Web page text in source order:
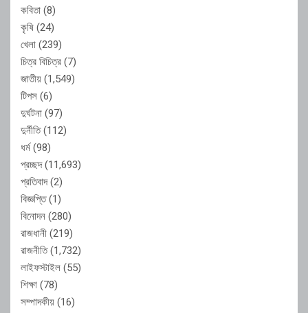
কবিতা (8)
কৃষি (24)
খেলা (239)
চিত্র বিচিত্র (7)
জাতীয় (1,549)
টিপস (6)
দুর্ঘটনা (97)
দুর্নীতি(112)
ধর্ম(98)
প্রচ্ছদ(11,693)
প্রতিবাদ(2)
বিজ্ঞপ্তি(1)
বিনোদন (280)
রাজধানী (219)
রাজনীতি(1,732)
লাইফস্টাইল (55)
শিক্ষা (78)
সম্পাদকীয় (16)